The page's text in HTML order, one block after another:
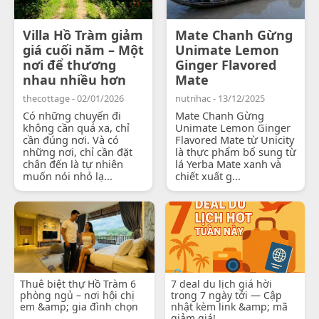
Villa Hồ Tràm giảm
giá cuối năm – Một
nơi để thương
nhau nhiều hơn
thecottage - 02/01/2026
Có những chuyến đi
không cần quá xa, chỉ
cần đúng nơi. Và có
những nơi, chỉ cần đặt
chân đến là tự nhiên
muốn nói nhỏ lạ...
Mate Chanh Gừng
Unimate Lemon
Ginger Flavored
Mate
nutrihac - 13/12/2025
Mate Chanh Gừng
Unimate Lemon Ginger
Flavored Mate từ Unicity
là thực phẩm bổ sung từ
lá Yerba Mate xanh và
chiết xuất g...
Thuê biệt thự Hồ Tràm 6
phòng ngủ – nơi hội chị
em &amp; gia đình chọn
7 deal du lịch giá hời
trong 7 ngày tới — Cập
nhật kèm link &amp; mã